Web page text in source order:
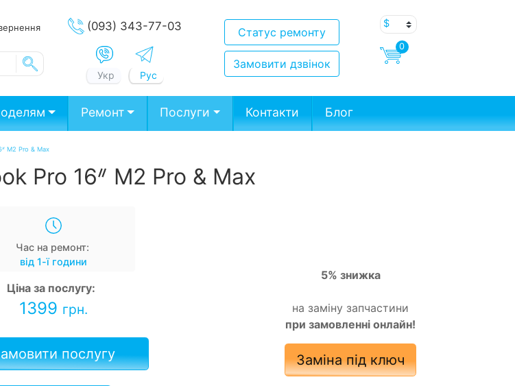
Повернення (093) 343-77-03
Укр Рус
Статус ремонту
Замовити дзвінок
0
Ремонт Послуги Контакти Блог
M2 Pro & Max
Pro 16ᐥ M2 Pro & Max
Час на ремонт:
від 1-ї години
Ціна за послугу:
1399 грн.
послугу
5% знижка
на заміну запчастини
при замовленні онлайн!
Заміна під ключ